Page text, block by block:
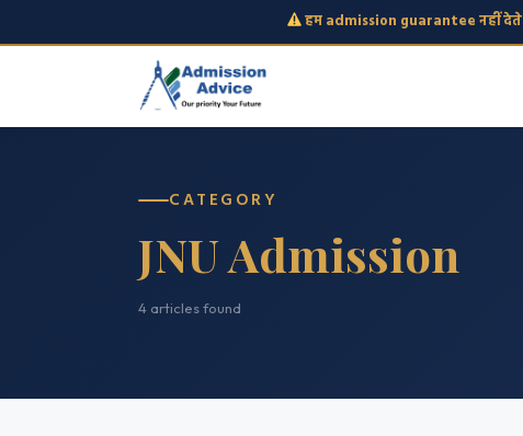
हम admission guarantee नहीं देते
CATEGORY
JNU Admission
4 articles found